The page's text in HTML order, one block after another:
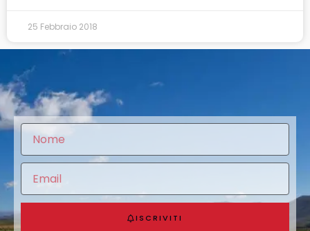
25 Febbraio 2018
ISCRIVITI